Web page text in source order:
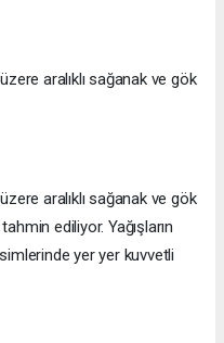
aralıklı sağanak ve gök
aralıklı sağanak ve gök
ediliyor. Yağışların
yer yer kuvvetli